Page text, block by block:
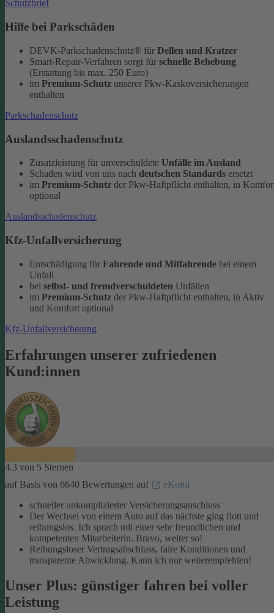
Schutzbrief
Hilfe bei Parkschäden
DEVK-Parkschadenschutz® für Dellen und Kratzer
Smart-Repair-Verfahren sorgt für schnelle Behebung
(Erstattung bis max. 250 Euro)
im Premium-Schutz unserer Pkw-Kaskoversicherungen
enthalten
Parkschadenschutz
Auslandsschadenschutz
Zusatzleistung für unverschuldete Unfälle im Ausland
Schaden wird von uns nach deutschen Standards ersetzt
im Premium-Schutz der Pkw-Haftpflicht enthalten, in
optional
Auslandsschadenschutz
Kfz-Unfallversicherung
Entschädigung für Fahrende und Mitfahrende bei einem
Unfall
bei selbst- und fremdverschuldeten Unfällen
im Premium-Schutz der Pkw-Haftpflicht enthalten, in Aktiv
und Komfort optional
Kfz-Unfallversicherung
Erfahrungen unserer zufriedenen
Kund:innen
4.3 von 5 Sternen
auf Basis von 6640 Bewertungen auf
eKomi
schneller unkomplizierter Versicherungsanschluss
Der Wechsel von einem Auto auf das nächste ging flott und
reibungslos. Ich sprach mit einer sehr freundlichen und
kompetenten Mitarbeiterin. Bravo, weiter so!
Reibungsloser Vertragsabschluss, faire Konditionen und
transparente Abwicklung. Kann ich nur weiterempfehlen!
Unser Plus: günstiger fahren bei voller
Leistung